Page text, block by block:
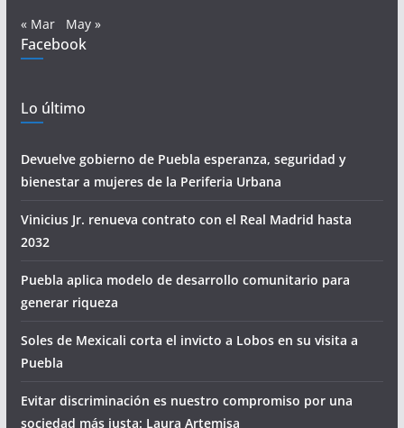
« Mar May »
Facebook
Lo último
Devuelve gobierno de Puebla esperanza, seguridad y
bienestar a mujeres de la Periferia Urbana
Vinicius Jr. renueva contrato con el Real Madrid hasta
2032
Puebla aplica modelo de desarrollo comunitario para
generar riqueza
Soles de Mexicali corta el invicto a Lobos en su visita a
Puebla
Evitar discriminación es nuestro compromiso por una
sociedad más justa: Laura Artemisa